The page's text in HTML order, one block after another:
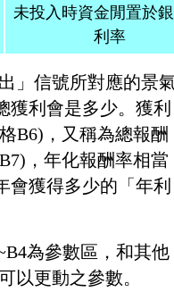
未投入時資金閒置於
利率
」信號所對應的景
獲利會是多少。獲利
B6)，又稱為總報酬
，年化報酬率相當
會獲得多少的「年利
為參數區，和其他
以更動之參數。